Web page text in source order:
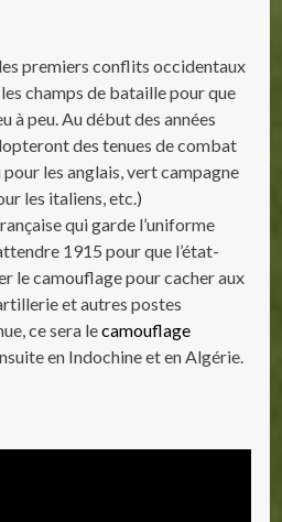
premiers conflits occidentaux
champs de bataille pour que
à peu. Au début des années
des tenues de combat
les anglais, vert campagne
les italiens, etc.)
qui garde l’uniforme
1915 pour que l’état-
le camouflage pour cacher aux
et autres postes
ce sera lecamouflage
en Indochine et en Algérie.